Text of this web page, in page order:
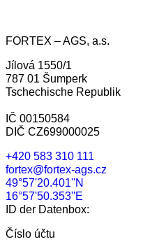
FORTEX – AGS, a.s.
Jílová 1550/1
787 01 Šumperk
Tschechische Republik
IČ 00150584
DIČ CZ699000025
+420 583 310 111
fortex@fortex-ags.cz
49°57'20.401''N
16°57'50.353''E
ID der Datenbox:
Číslo účtu